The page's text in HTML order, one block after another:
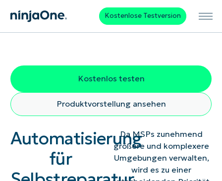
Kostenlose Testversion
Kostenlos testen
Produktvorstellung ansehen
Automatisierung
für
Da MSPs zunehmend
größere und komplexere
Umgebungen verwalten,
wird es zu einer